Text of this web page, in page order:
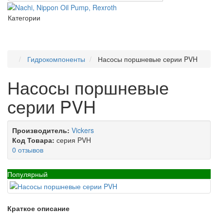
Категории
Гидрокомпоненты Насосы поршневые серии PVH
Насосы поршневые
серии PVH
Производитель: Vickers
Код Товара: серия PVH
0 отзывов
Популярный
Краткое описание